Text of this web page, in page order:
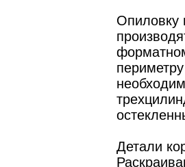
Опиловку
Детали